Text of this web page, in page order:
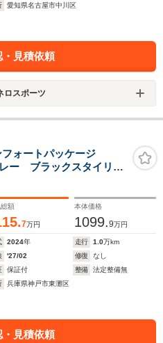
愛知県名古屋市中川区
見積依頼
ロスポーツ
ォートパッケージ
ー ブラックスタイリン
ゾーストシステム デコ
ル TV カラードブレー
額
7万円
本体価格
1099.9万円
2024年 走行 1.0万km
'27/02 修復
なし
保証付 整備
法定整備無
兵庫県神戸市東灘区
見積依頼